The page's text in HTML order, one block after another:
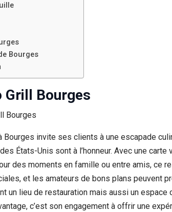
Bourges
Grill Bourges
Bourges invite ses clients à une escapade
États-Unis sont à l’honneur. Avec une
des moments en famille ou entre amis, ce
et les amateurs de bons plans peuvent
un lieu de restauration mais aussi un
c’est son engagement à offrir une